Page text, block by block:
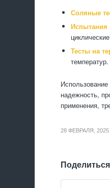
Соляные
Испытания
Тесты на
температур.
надежность,
применения,
28 ФЕВРАЛЯ, 2025